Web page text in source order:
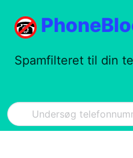
Spamfilteret til din